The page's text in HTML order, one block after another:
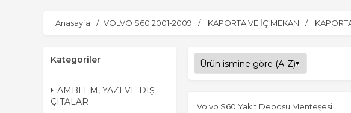
Anasayfa VOLVO S60 2001-2009 KAPORTA VE İÇ MEKAN
Kategoriler
AMBLEM, YAZI VE DIŞ
ÇITALAR
Volvo S60 Yakıt Deposu Menteşesi